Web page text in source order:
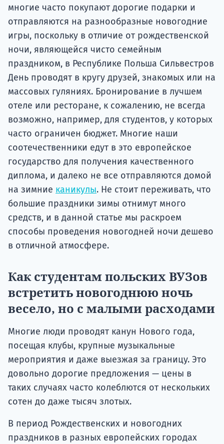
многие часто покупают дорогие подарки и
отправляются на разнообразные новогодние
игры, поскольку в отличие от рождественской
ночи, являющейся чисто семейным
праздником, в Республике Польша Сильвестров
День проводят в кругу друзей, знакомых или на
массовых гуляниях. Бронирование в лучшем
отеле или ресторане, к сожалению, не всегда
возможно, например, для студентов, у которых
часто ограничен бюджет. Многие наши
соотечественники едут в это европейское
государство для получения качественного
диплома, и далеко не все отправляются домой
на зимние каникулы. Не стоит переживать, что
большие праздники зимы отнимут много
средств, и в данной статье мы раскроем
способы проведения новогодней ночи дешево
в отличной атмосфере.
Как студентам польских ВУЗов
встретить новогоднюю ночь
весело, но с малыми расходами
Многие люди проводят канун Нового года,
посещая клубы, крупные музыкальные
мероприятия и даже выезжая за границу. Это
довольно дорогие предложения — цены в
таких случаях часто колеблются от нескольких
сотен до даже тысяч злотых.
В период Рождественских и новогодних
праздников в разных европейских городах